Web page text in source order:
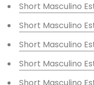
Short Masculino
Short Masculino
Short Masculino
Short Masculino